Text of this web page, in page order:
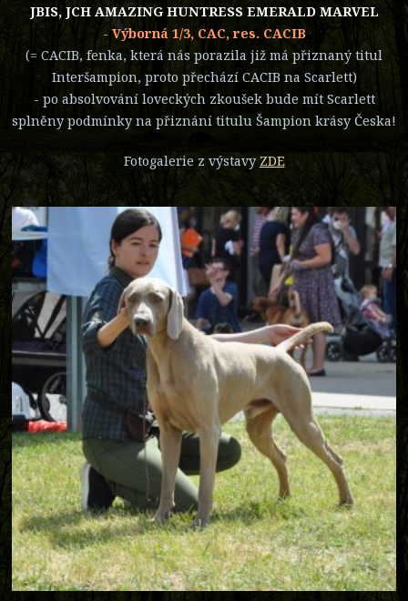
JBIS, JCH AMAZING HUNTRESS EMERALD MARVEL
- Výborná 1/3, CAC, res. CACIB
(= CACIB, fenka, která nás porazila již má přiznaný titul
Interšampion, proto přechází CACIB na Scarlett)
- po absolvování loveckých zkoušek bude mít Scarlett
splněny podmínky na přiznání titulu Šampion krásy Česka!
Fotogalerie z výstavy ZDE